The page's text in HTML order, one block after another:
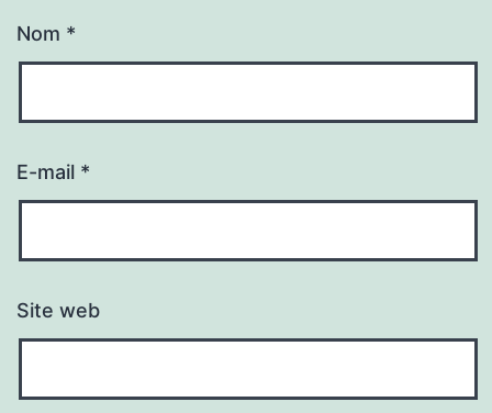
Nom *
E-mail *
Site web